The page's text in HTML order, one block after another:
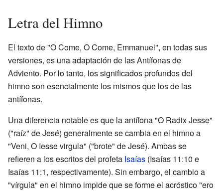
Letra del Himno
El texto de "O Come, O Come, Emmanuel", en todas sus
versiones, es una adaptación de las Antífonas de
Adviento. Por lo tanto, los significados profundos del
himno son esencialmente los mismos que los de las
antífonas.
Una diferencia notable es que la antífona "O Radix Jesse"
("raíz" de Jesé) generalmente se cambia en el himno a
"Veni, O Iesse virgula" ("brote" de Jesé). Ambas se
refieren a los escritos del profeta Isaías (Isaías 11:10 e
Isaías 11:1, respectivamente). Sin embargo, el cambio a
"vírgula" en el himno impide que se forme el acróstico "ero